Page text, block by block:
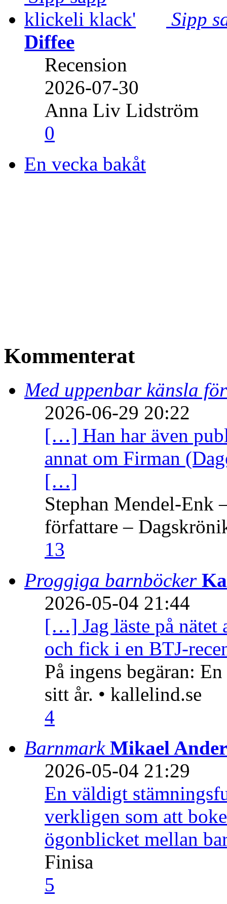
Sipp
Diffee
Recension
2026-07-30
Anna Liv Lidström
0
En vecka bakåt
Kommenterat
Med uppenbar känsla
2026-06-29 20:22
[…] Han har även
annat om Firman
[…]
Stephan Mendel-Enk
författare –
13
Proggiga barnböcker
2026-05-04 21:44
[…] Jag läste på nätet
och fick i en BTJ-
På ingens begäran:
sitt år. • kallelind.se
4
Barnmark Mikael
2026-05-04 21:29
En väldigt
verkligen som att
ögonblicket mellan
Finisa
5